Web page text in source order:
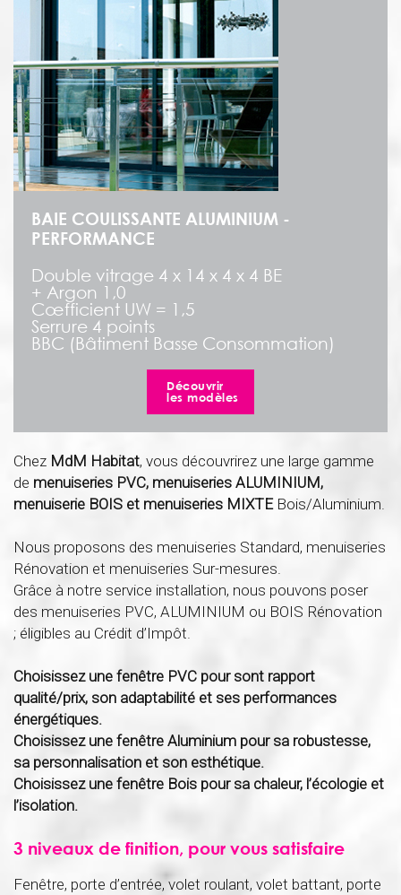
BAIE COULISSANTE ALUMINIUM -
PERFORMANCE
Double vitrage 4 x 14 x 4 x 4 BE
+ Argon 1,0
Cœfficient UW = 1,5
Serrure 4 points
BBC (Bâtiment Basse Consommation)
Découvrir
les modèles
Chez MdM Habitat, vous découvrirez une large gamme
de menuiseries PVC, menuiseries ALUMINIUM,
menuiserie BOIS et menuiseries MIXTEBois/Aluminium.
Nous proposons des menuiseries Standard, menuiseries
Rénovation et menuiseries Sur-mesures.
Grâce à notre service installation, nous pouvons poser
des menuiseries PVC, ALUMINIUM ou BOIS Rénovation
; éligibles au Crédit d’Impôt.
Choisissez une fenêtre PVC pour sont rapport
qualité/prix, son adaptabilité et ses performances
énergétiques.
Choisissez une fenêtre Aluminium pour sa robustesse,
sa personnalisation et son esthétique.
Choisissez une fenêtre Bois pour sa chaleur, l’écologie et
l’isolation.
3 niveaux de finition, pour vous satisfaire
Fenêtre, porte d’entrée, volet roulant, volet battant, porte